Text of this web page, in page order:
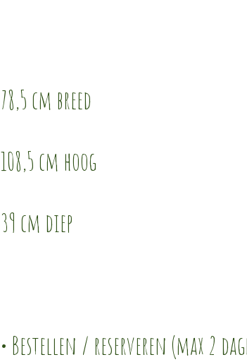
78,5 cm breed
108,5 cm hoog
39 cm diep
• Bestellen / reserveren (max 2